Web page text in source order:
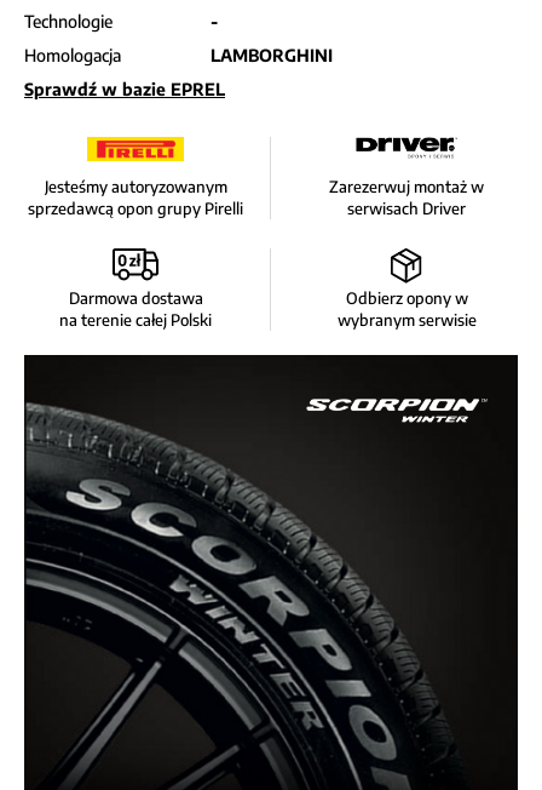
Technologie
-
Homologacja
LAMBORGHINI
Sprawdź w bazie EPREL
Jesteśmy autoryzowanym
sprzedawcą opon grupy Pirelli
Zarezerwuj montaż w
serwisach Driver
Darmowa dostawa
na terenie całej Polski
Odbierz opony w
wybranym serwisie